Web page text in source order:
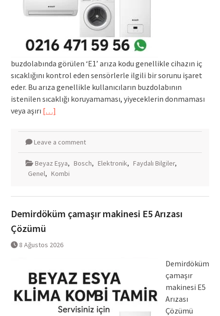
buzdolabında görülen ‘E1’ arıza kodu genellikle cihazın iç
sıcaklığını kontrol eden sensörlerle ilgili bir sorunu işaret
eder. Bu arıza genellikle kullanıcıların buzdolabının
istenilen sıcaklığı koruyamaması, yiyeceklerin donmaması
veya aşırı […]
Leave a comment
Beyaz Eşya, Bosch, Elektronik, Faydalı Bilgiler,
Genel, Kombi
Demirdöküm çamaşır makinesi E5 Arızası
Çözümü
8 Ağustos 2026
Demirdöküm
çamaşır
makinesi E5
Arızası
Çözümü